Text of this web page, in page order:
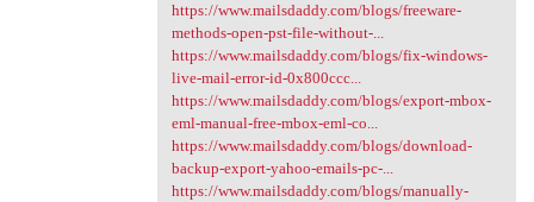
https://www.mailsdaddy.com/blogs/freeware-
methods-open-pst-file-without-...
https://www.mailsdaddy.com/blogs/fix-windows-
live-mail-error-id-0x800ccc...
https://www.mailsdaddy.com/blogs/export-mbox-
eml-manual-free-mbox-eml-co...
https://www.mailsdaddy.com/blogs/download-
backup-export-yahoo-emails-pc-...
https://www.mailsdaddy.com/blogs/manually-